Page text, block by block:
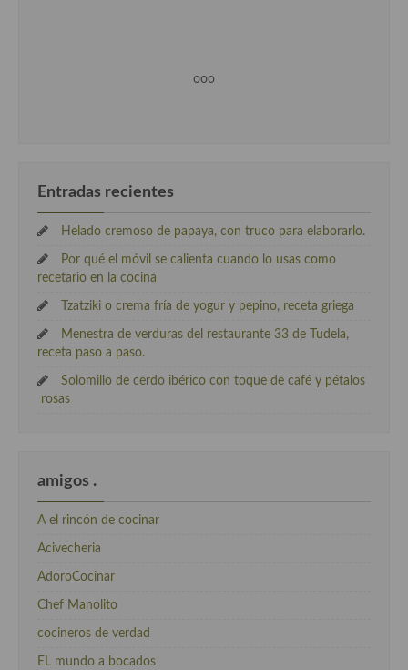
ooo
Entradas recientes
Helado cremoso de papaya, con truco para elaborarlo.
Por qué el móvil se calienta cuando lo usas como
recetario en la cocina
Tzatziki o crema fría de yogur y pepino, receta griega
Menestra de verduras del restaurante 33 de Tudela,
receta paso a paso.
Solomillo de cerdo ibérico con toque de café y pétalos
rosas
amigos .
A el rincón de cocinar
Acivecheria
AdoroCocinar
Chef Manolito
cocineros de verdad
EL mundo a bocados